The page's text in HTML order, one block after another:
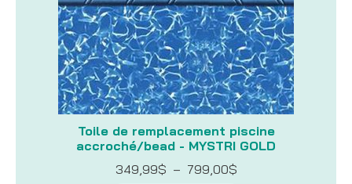
Toile de remplacement piscine
accroché/bead - MYSTRI GOLD
349,99$ – 799,00$Plage